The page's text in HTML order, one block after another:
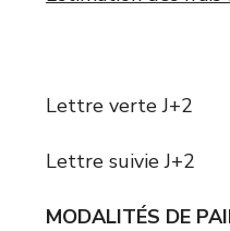
France
Lettre
Lettre
MODALITÉS DE